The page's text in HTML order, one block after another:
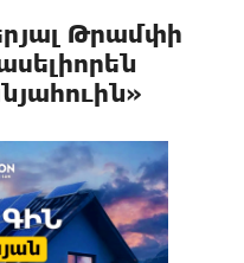
Թրամփի